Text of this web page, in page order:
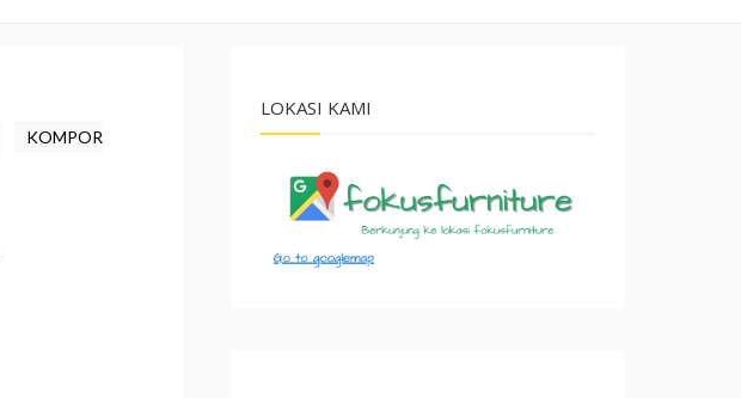
KOMPOR
LOKASI KAMI